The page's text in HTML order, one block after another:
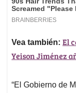
Vea también: El
Yeison Jiménez
“El Gobierno de